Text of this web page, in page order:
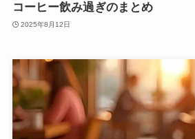
コーヒー飲み過ぎのまとめ
2025年8月12日